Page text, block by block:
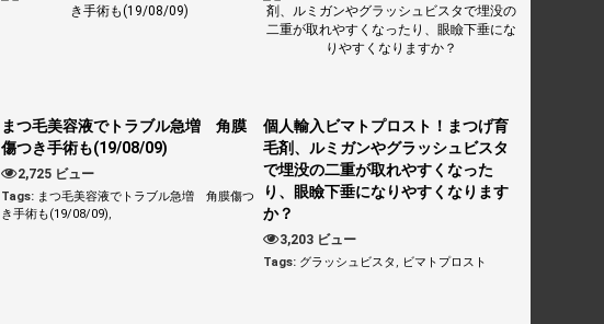
まつ毛美容液でトラブル急増 角膜
傷つき手術も(19/08/09)
2,725 ビュー
Tags: まつ毛美容液でトラブル急増 角膜傷つ
き手術も(19/08/09),
個人輸入ビマトプロスト！まつげ育
毛剤、ルミガンやグラッシュビスタ
で埋没の二重が取れやすくなった
り、眼瞼下垂になりやすくなります
か？
3,203 ビュー
Tags: グラッシュビスタ , ビマトプロスト